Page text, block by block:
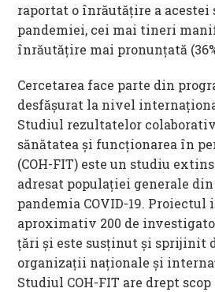
raportat o înrăutățire a
pandemiei, cei mai tineri
înrăutățire mai pronunțată
Cercetarea face parte din
desfășurat la nivel
Studiul rezultatelor
sănătatea și funcționarea în
(COH-FIT) este un studiu
adresat populației generale
pandemia COVID-19. Proiectul
aproximativ 200 de
țări și este susținut și sprijinit
organizații naționale și
Studiul COH-FIT are drept